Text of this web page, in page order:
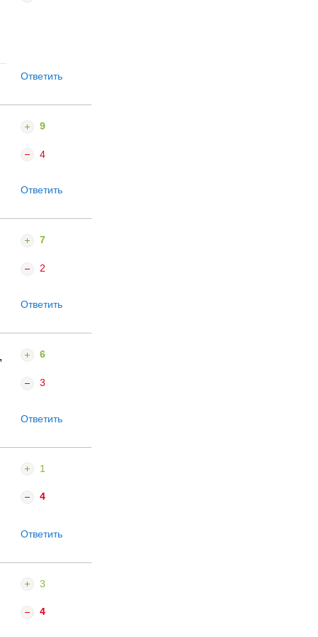
Ответить
9
4
Ответить
7
2
Ответить
6
3
Ответить
1
4
Ответить
3
4